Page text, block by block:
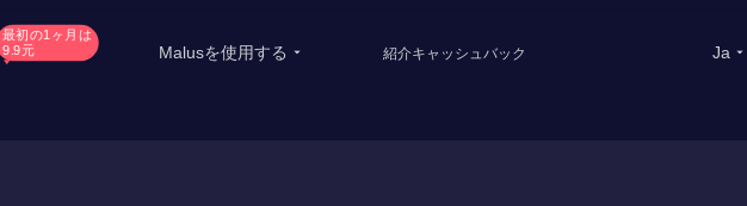
VIP購入
最初の1ヶ月は
9.9元
Malusを使用する 紹介キャッシュバック ja